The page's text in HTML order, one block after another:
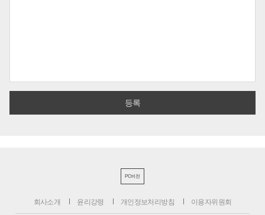
PC버전
회사소개 윤리강령 개인정보처리방침 이용자위원회